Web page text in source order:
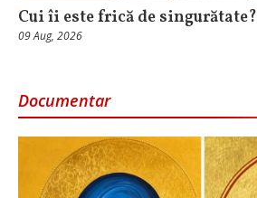
Cui îi este frică de singurătate?
09 Aug, 2026
Documentar